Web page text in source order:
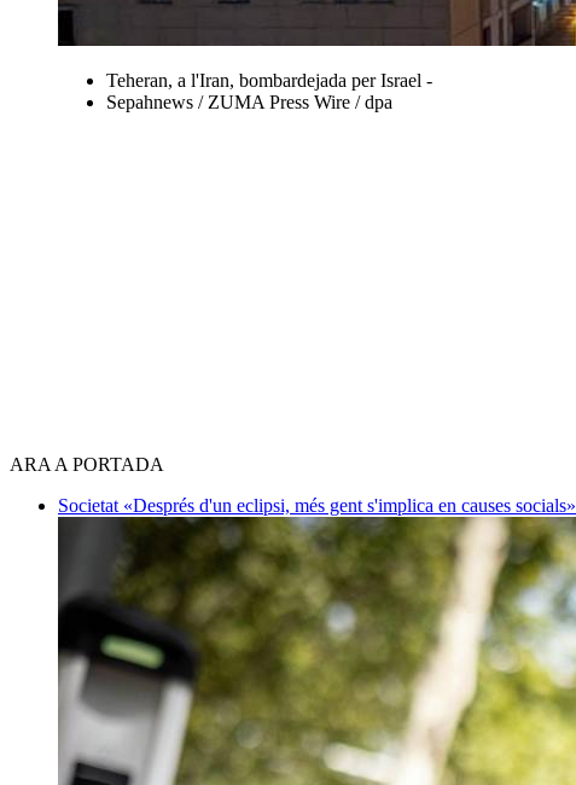
Teheran, a l'Iran, bombardejada per Israel -
Sepahnews / ZUMA Press Wire / dpa
ARA A PORTADA
Societat «Després d'un eclipsi, més gent s'implica en causes socials»